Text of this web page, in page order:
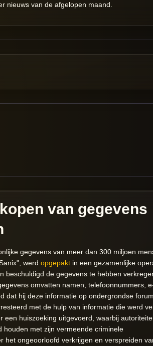
nieuws van de afgelopen maand.
van gegevens
gegevens van meer dan 300 miljoen
werd opgepakt in een gezamenlijke
beschuldigd de gegevens te hebben
omvatten namen, telefoonnummers,
dat hij deze informatie op ondergrondse
met de hulp van informatie die werd
huiszoeking uitgevoerd, waarbij
met zijn vermeende criminele
het ongeoorloofd verkrijgen en verspreiden